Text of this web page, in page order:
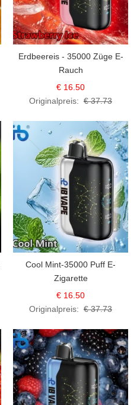
Erdbeereis - 35000 Züge E-
Rauch
€ 16.50
Originalpreis: € 37.73
Cool Mint-35000 Puff E-
Zigarette
€ 16.50
Originalpreis: € 37.73